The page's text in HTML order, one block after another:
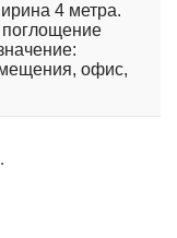
4 метра.
офис,